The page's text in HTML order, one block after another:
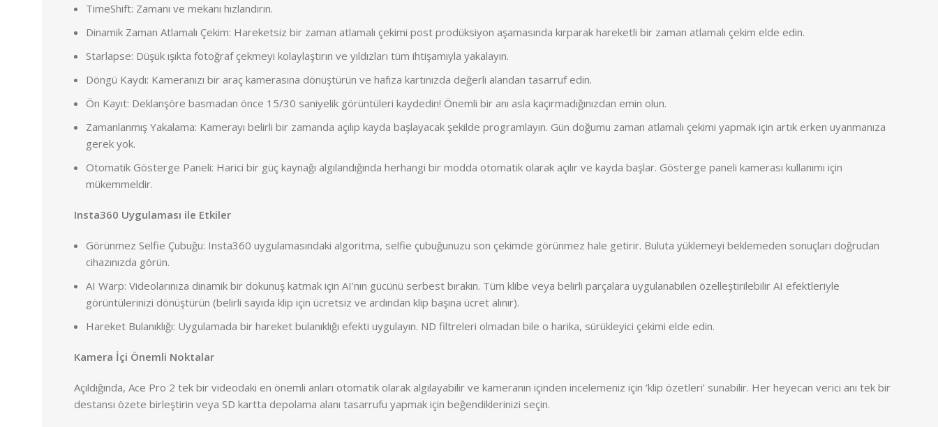
TimeShift: Zamanı ve mekanı hızlandırın.
Dinamik Zaman Atlamalı Çekim: Hareketsiz bir zaman atlamalı çekimi post prodüksiyon aşamasında kırparak hareketli bir zaman atlamalı çekim elde edin.
Starlapse: Düşük ışıkta fotoğraf çekmeyi kolaylaştırın ve yıldızları tüm ihtişamıyla yakalayın.
Döngü Kaydı: Kameranızı bir araç kamerasına dönüştürün ve hafıza kartınızda değerli alandan tasarruf edin.
Ön Kayıt: Deklanşöre basmadan önce 15/30 saniyelik görüntüleri kaydedin! Önemli bir anı asla kaçırmadığınızdan emin olun.
Zamanlanmış Yakalama: Kamerayı belirli bir zamanda açılıp kayda başlayacak şekilde programlayın. Gün doğumu zaman atlamalı çekimi yapmak için artık erken uyanmanıza
gerek yok.
Otomatik Gösterge Paneli: Harici bir güç kaynağı algılandığında herhangi bir modda otomatik olarak açılır ve kayda başlar. Gösterge paneli kamerası kullanımı için
mükemmeldir.
Insta360 Uygulaması ile Etkiler
Görünmez Selfie Çubuğu: Insta360 uygulamasındaki algoritma, selfie çubuğunuzu son çekimde görünmez hale getirir. Buluta yüklemeyi beklemeden sonuçları doğrudan
cihazınızda görün.
AI Warp: Videolarınıza dinamik bir dokunuş katmak için AI’nın gücünü serbest bırakın. Tüm klibe veya belirli parçalara uygulanabilen özelleştirilebilir AI efektleriyle
görüntülerinizi dönüştürün (belirli sayıda klip için ücretsiz ve ardından klip başına ücret alınır).
Hareket Bulanıklığı: Uygulamada bir hareket bulanıklığı efekti uygulayın. ND filtreleri olmadan bile o harika, sürükleyici çekimi elde edin.
Kamera İçi Önemli Noktalar
Açıldığında, Ace Pro 2 tek bir videodaki en önemli anları otomatik olarak algılayabilir ve kameranın içinden incelemeniz için ‘klip özetleri’ sunabilir. Her heyecan verici anı tek bir
destansı özete birleştirin veya SD kartta depolama alanı tasarrufu yapmak için beğendiklerinizi seçin.